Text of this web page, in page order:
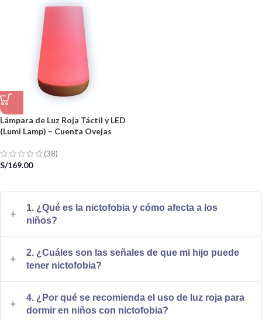
Lámpara de Luz Roja Táctil y LED
(Lumi Lamp) – Cuenta Ovejas
(38)
S/169.00
1. ¿Qué es la nictofobia y cómo afecta a los
niños?
comúnmente experimentado por los niños. Este temor puede
descanso.
2. ¿Cuáles son las señales de que mi hijo puede
tener nictofobia?
de dormir puede revelar señales de nictofobia. Por ejemplo, si
4. ¿Por qué se recomienda el uso de luz roja para
dormir en niños con nictofobia?